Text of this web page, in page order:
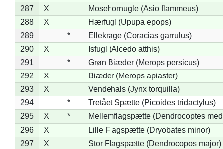
287
X
Mosehornugle (Asio flammeus)
288
X
Hærfugl (Upupa epops)
289
*
Ellekrage (Coracias garrulus)
290
X
Isfugl (Alcedo atthis)
291
*
Grøn Biæder (Merops persicus)
292
X
Biæder (Merops apiaster)
293
X
Vendehals (Jynx torquilla)
294
*
Tretået Spætte (Picoides tridactylus)
295
X *
Mellemflagspætte (Dendrocoptes
296
X
Lille Flagspætte (Dryobates minor)
297
X
Stor Flagspætte (Dendrocopos major)